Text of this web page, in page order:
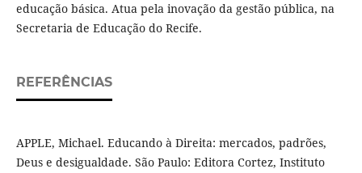
educação básica. Atua pela inovação da gestão pública, na
Secretaria de Educação do Recife.
REFERÊNCIAS
APPLE, Michael. Educando à Direita: mercados, padrões,
Deus e desigualdade. São Paulo: Editora Cortez, Instituto